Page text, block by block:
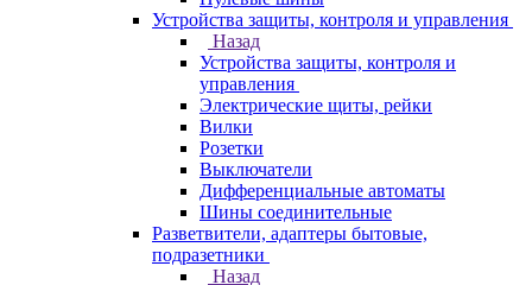
Устройства защиты, контроля и управления
Назад
Устройства защиты, контроля и
управления
Электрические щиты, рейки
Вилки
Розетки
Выключатели
Дифференциальные автоматы
Шины соединительные
Разветвители, адаптеры бытовые,
подразетники
Назад